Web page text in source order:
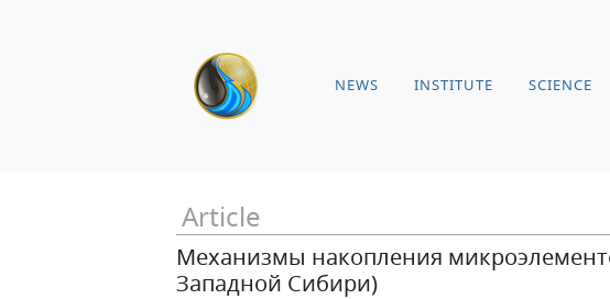
NEWS INSTITUTE SCIENCE
Article
Механизмы накопления
Западной Сибири)